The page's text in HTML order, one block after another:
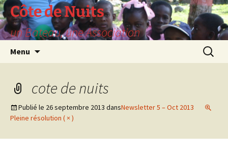
Aller
au
contenu
Côte de Nuits
un Bateau, une Association
Menu
cote de nuits
Publié le 26 septembre 2013 dansNewsletter 5 – Oct 2013
Pleine résolution ( × )